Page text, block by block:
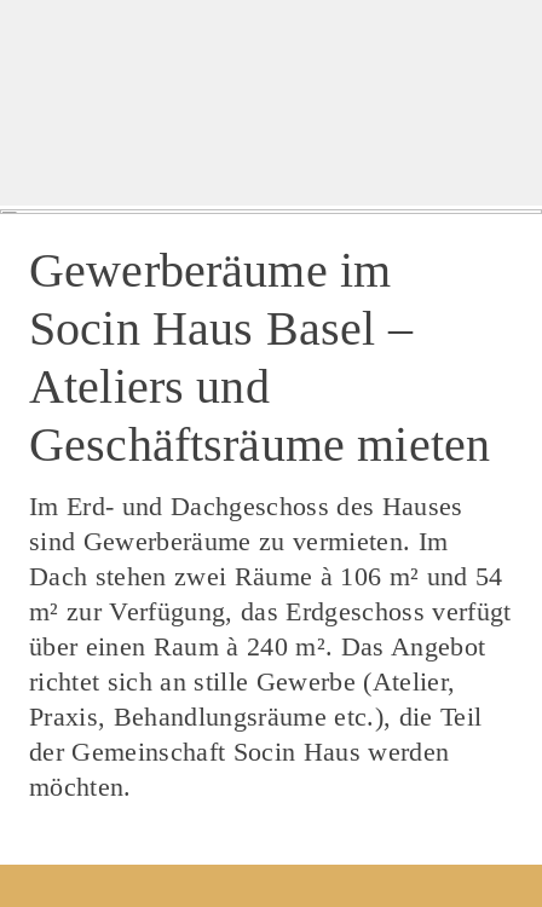
Gewerberäume im
Socin Haus Basel –
Ateliers und
Geschäftsräume mieten
Im Erd- und Dachgeschoss des Hauses
sind Gewerberäume zu vermieten. Im
Dach stehen zwei Räume à 106 m² und 54
m² zur Verfügung, das Erdgeschoss verfügt
über einen Raum à 240 m². Das Angebot
richtet sich an stille Gewerbe (Atelier,
Praxis, Behandlungsräume etc.), die Teil
der Gemeinschaft Socin Haus werden
möchten.